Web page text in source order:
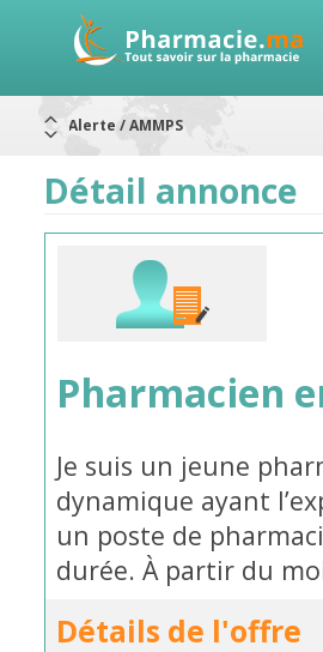
Aureomycine ophtalmique :
RAPPELS DE LOTS
Rappel de lots : ANTITOXINE
Détail annonce
Pharmacien
Je suis un jeune
dynamique ayant
un poste de
durée. À partir du
Détails de l'offre